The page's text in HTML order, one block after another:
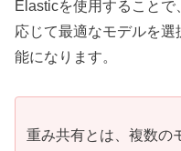
Elasticを使用すること
応じて最適なモデルを
能になります。
重み共有とは、複数の